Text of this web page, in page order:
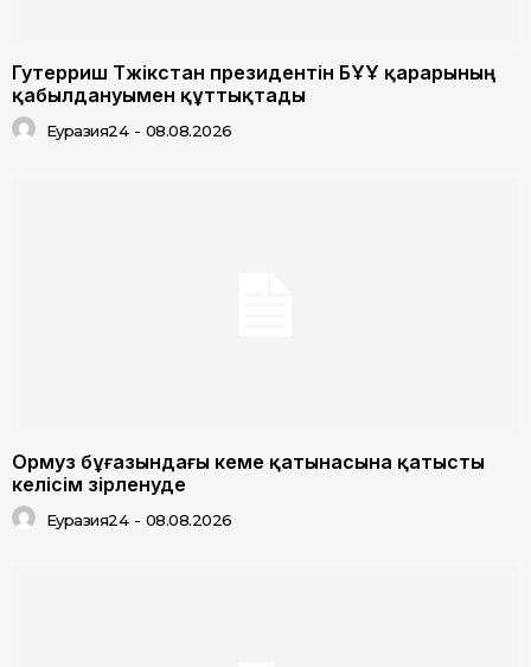
Гутерриш Тәжікстан президентін БҰҰ қарарының
қабылдануымен құттықтады
Еуразия24 - 08.08.2026
Ормуз бұғазындағы кеме қатынасына қатысты
келісім әзірленуде
Еуразия24 - 08.08.2026